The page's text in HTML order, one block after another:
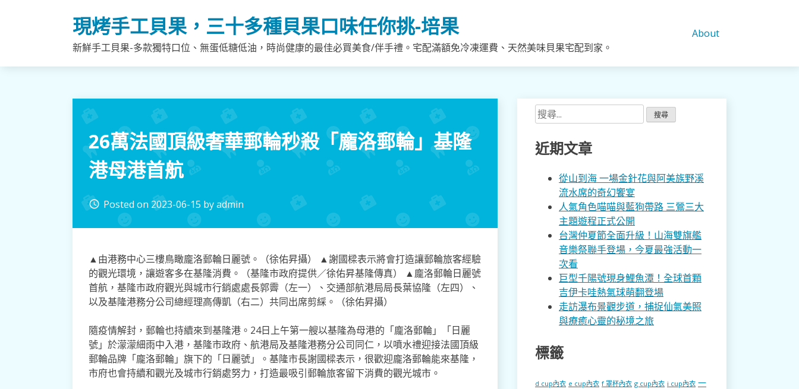
現烤手工貝果，三十多種貝果口味任你挑-培果
新鮮手工貝果-多款獨特口位、無蛋低糖低油，時尚健康的最佳必買美食/伴手禮。宅配滿額免冷凍運費、天然美味貝果宅配到家。
About
26萬法國頂級奢華郵輪秒殺「龐洛郵輪」基隆
港母港首航
access_time Posted on2023-06-15 byadmin
▲由港務中心三樓鳥瞰龐洛郵輪日麗號。（徐佑昇攝） ▲謝國樑表示將會打造讓郵輪旅客經驗
的觀光環境，讓遊客多在基隆消費。（基隆市政府提供／徐佑昇基隆傳真） ▲龐洛郵輪日麗號
首航，基隆市政府觀光與城市行銷處處長郭霽（左一）、交通部航港局局長葉協隆（左四）、
以及基隆港務分公司總經理高傳凱（右二）共同出席剪綵。（徐佑昇攝）
隨疫情解封，郵輪也持續來到基隆港。24日上午第一艘以基隆為母港的「龐洛郵輪」「日麗
號」於濛濛細雨中入港，基隆市政府、航港局及基隆港務分公司同仁，以噴水禮迎接法國頂級
郵輪品牌「龐洛郵輪」旗下的「日麗號」。基隆市長謝國樑表示，很歡迎龐洛郵輪能來基隆，
市府也會持續和觀光及城市行銷處努力，打造最吸引郵輪旅客留下消費的觀光城市。
搜
尋
關
鍵
近期文章
從山到海 一場金針花與阿美族野溪
流水席的奇幻饗宴
人氣角色喵喵與藍狗帶路 三鶯三大
主題遊程正式公開
台灣仲夏節全面升級！山海雙旗艦
音樂祭聯手登場，今夏最強活動一
次看
巨型千陽號現身鯉魚潭！全球首顆
吉伊卡哇熱氣球萌翻登場
走訪瀑布景觀步道，捕捉仙氣美照
與療癒心靈的秘境之旅
標籤
d cup內衣 e cup內衣 f 罩杯內衣 g cup內衣 i cup內衣 一